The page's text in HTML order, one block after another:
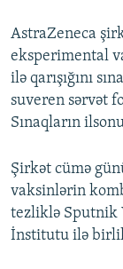
AstraZeneca
eksperimental
ilə qarışığını
suveren sərvət
Sınaqların
Şirkət cümə
vaksinlərin
tezliklə Sputnik
İnstitutu ilə